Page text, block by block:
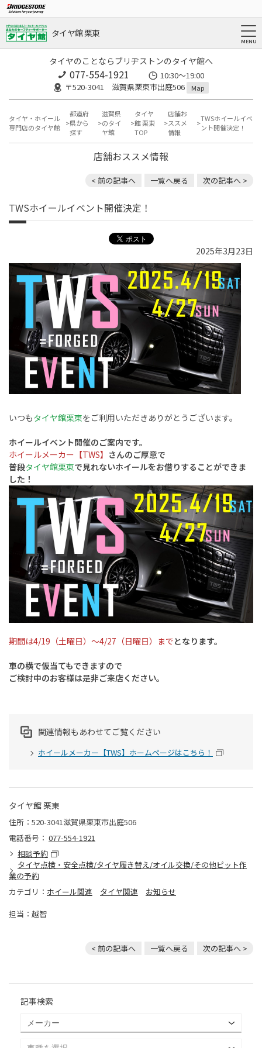
タイヤ館 栗東
タイヤのことならブリヂストンのタイヤ館へ
077-554-1921
10:30～19:00
〒520-3041 滋賀県栗東市出庭506
Map
タイヤ・ホイール
専門店のタイヤ館
都道府
県から
探す
滋賀県
のタイ
ヤ館
タイヤ
館 栗東
TOP
店舗お
ススメ
情報
TWSホイールイベ
ント開催決定！
店舗おススメ情報
< 前の記事へ 一覧へ戻る 次の記事へ >
TWSホイールイベント開催決定！
2025年3月23日
いつもタイヤ館栗東をご利用いただきありがとうございます。
ホイールイベント開催のご案内です。
ホイールメーカー【TWS】 さんのご厚意で
普段タイヤ館栗東で見れないホイールをお借りすることができま
した！
期間は4/19（土曜日）～4/27（日曜日）までとなります。
車の横で仮当てもできますので
ご検討中のお客様は是非ご来店ください。
関連情報もあわせてご覧ください
ホイールメーカー【TWS】ホームページはこちら！
タイヤ館 栗東
住所：520-3041滋賀県栗東市出庭506
電話番号： 077-554-1921
相談予約
タイヤ点検・安全点検/タイヤ履き替え/オイル交換/その他ピット作
業の予約
カテゴリ： ホイール関連 タイヤ関連
お知らせ
担当：越智
< 前の記事へ 一覧へ戻る 次の記事へ >
記事検索